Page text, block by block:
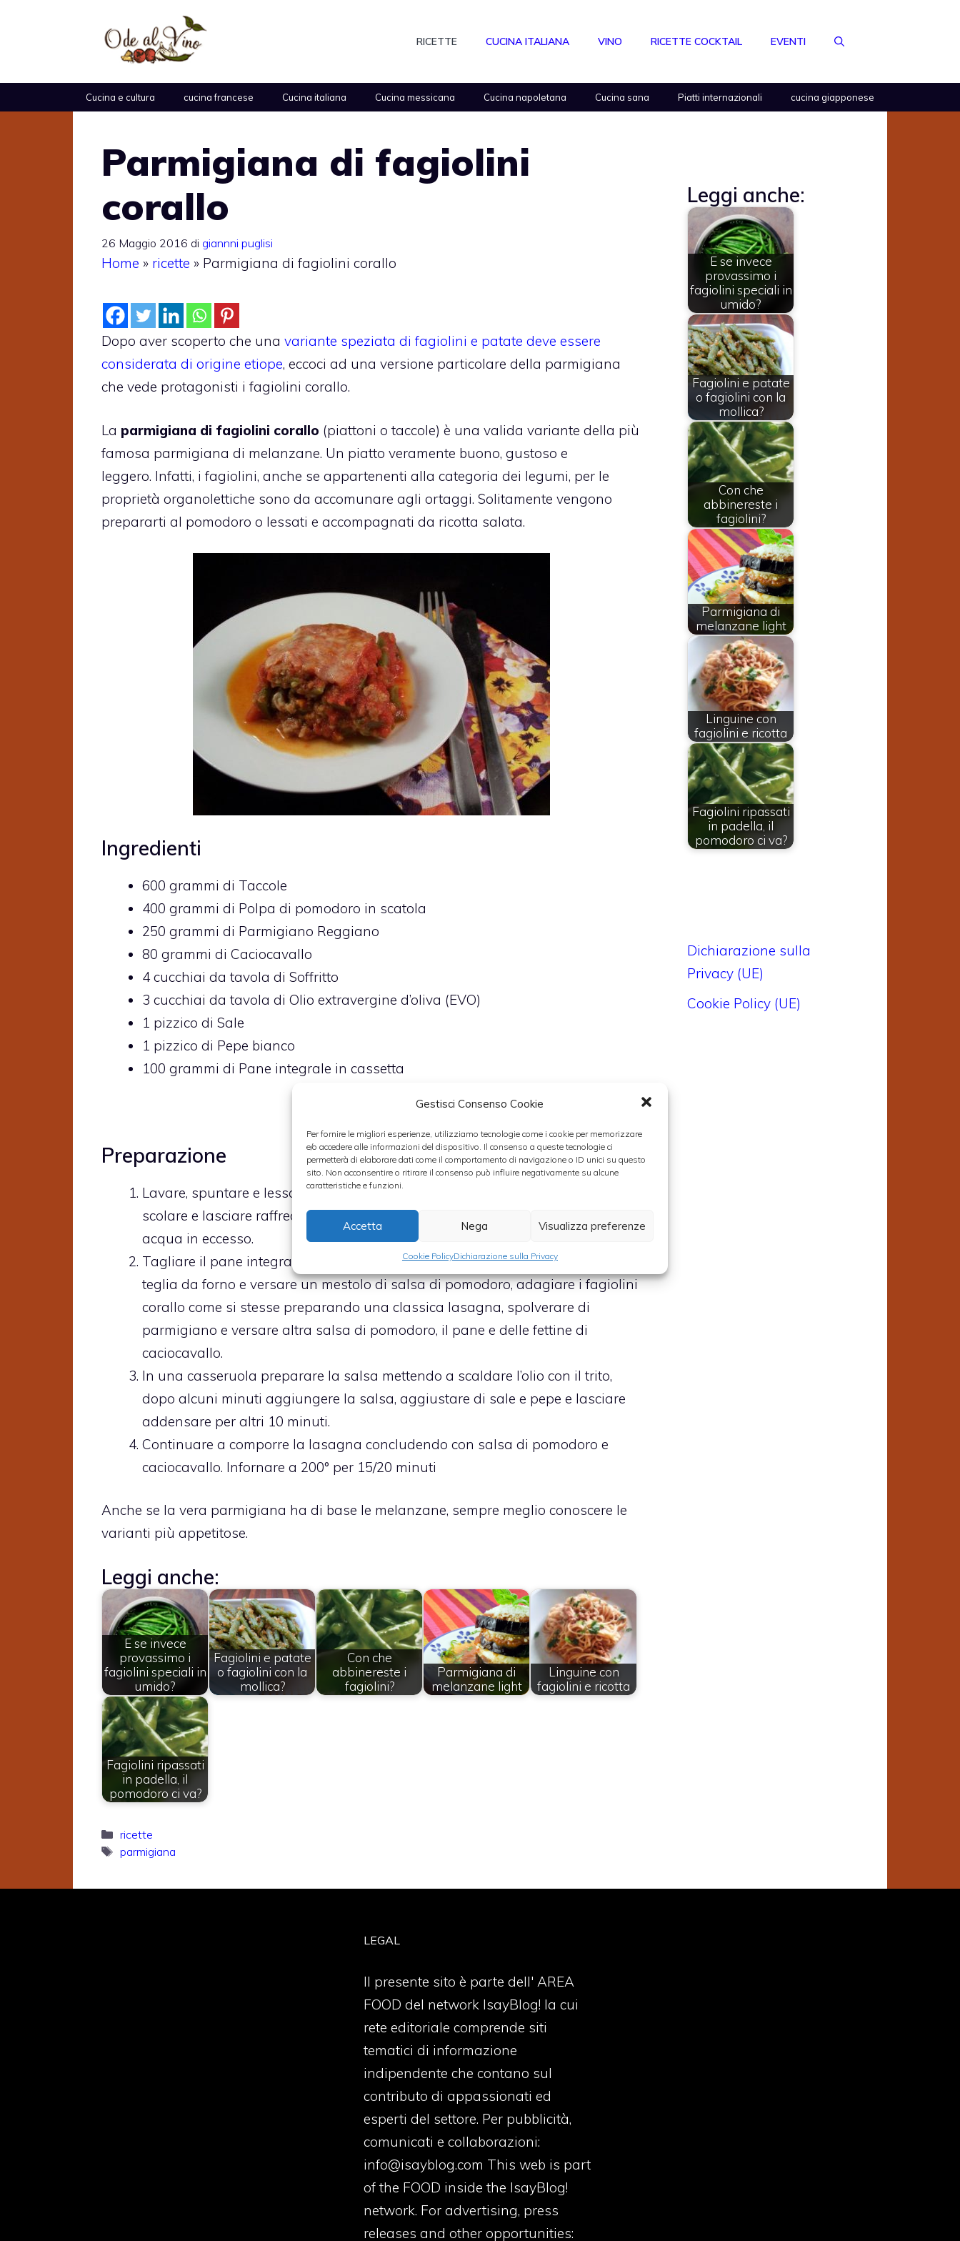
Gestisci Consenso Cookie
Per fornire le migliori esperienze, utilizziamo tecnologie come i cookie per memorizzare
e/o accedere alle informazioni del dispositivo. Il consenso a queste tecnologie ci
permetterà di elaborare dati come il comportamento di navigazione o ID unici su questo
sito. Non acconsentire o ritirare il consenso può influire negativamente su alcune
caratteristiche e funzioni.
Accetta Nega Visualizza preferenze
Cookie PolicyDichiarazione sulla Privacy
RICETTE CUCINA ITALIANA VINO RICETTE COCKTAIL EVENTI
Cucina e cultura cucina francese Cucina italiana Cucina messicana Cucina napoletana Cucina sana Piatti internazionali cucina giapponese
Parmigiana di fagiolini
corallo
26 Maggio 2016 di giannni puglisi
Home » ricette » Parmigiana di fagiolini corallo
Dopo aver scoperto che una variante speziata di fagiolini e patate deve essere
considerata di origine etiope, eccoci ad una versione particolare della parmigiana
che vede protagonisti i fagiolini corallo.
La parmigiana di fagiolini corallo (piattoni o taccole) è una valida variante della più
famosa parmigiana di melanzane. Un piatto veramente buono, gustoso e
leggero. Infatti, i fagiolini, anche se appartenenti alla categoria dei legumi, per le
proprietà organolettiche sono da accomunare agli ortaggi. Solitamente vengono
prepararti al pomodoro o lessati e accompagnati da ricotta salata.
Ingredienti
600 grammi di Taccole
400 grammi di Polpa di pomodoro in scatola
250 grammi di Parmigiano Reggiano
80 grammi di Caciocavallo
4 cucchiai da tavola di Soffritto
3 cucchiai da tavola di Olio extravergine d’oliva (EVO)
1 pizzico di Sale
1 pizzico di Pepe bianco
100 grammi di Pane integrale in cassetta
Preparazione
Lavare, spuntare e lessare i fagiolini corallo (taccole) per circa 10 minuti,
scolare e lasciare raffreddare in uno scola pasta per eliminare l’eventuale
acqua in eccesso.
Tagliare il pane integrale a cubetti e grattugiare il parmigiano. Prendere una
teglia da forno e versare un mestolo di salsa di pomodoro, adagiare i fagiolini
corallo come si stesse preparando una classica lasagna, spolverare di
parmigiano e versare altra salsa di pomodoro, il pane e delle fettine di
caciocavallo.
In una casseruola preparare la salsa mettendo a scaldare l’olio con il trito,
dopo alcuni minuti aggiungere la salsa, aggiustare di sale e pepe e lasciare
addensare per altri 10 minuti.
Continuare a comporre la lasagna concludendo con salsa di pomodoro e
caciocavallo. Infornare a 200° per 15/20 minuti
Anche se la vera parmigiana ha di base le melanzane, sempre meglio conoscere le
varianti più appetitose.
Leggi anche:
E se invece
provassimo i
fagiolini speciali in
umido?
Fagiolini e patate
o fagiolini con la
mollica?
Con che
abbinereste i
fagiolini?
Parmigiana di
melanzane light
Linguine con
fagiolini e ricotta
Fagiolini ripassati
in padella, il
pomodoro ci va?
Categorie
ricette
Tag
parmigiana
Leggi anche:
E se invece
provassimo i
fagiolini speciali in
umido?
Fagiolini e patate
o fagiolini con la
mollica?
Con che
abbinereste i
fagiolini?
Parmigiana di
melanzane light
Linguine con
fagiolini e ricotta
Fagiolini ripassati
in padella, il
pomodoro ci va?
Dichiarazione sulla
Privacy (UE)
Cookie Policy (UE)
LEGAL
Il presente sito è parte dell' AREA
FOOD del network IsayBlog! la cui
rete editoriale comprende siti
tematici di informazione
indipendente che contano sul
contributo di appassionati ed
esperti del settore. Per pubblicità,
comunicati e collaborazioni:
info@isayblog.com This web is part
of the FOOD inside the IsayBlog!
network. For advertising, press
releases and other opportunities: